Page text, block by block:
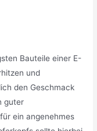
Bauteile einer E-
und
den Geschmack
guter
ein angenehmes